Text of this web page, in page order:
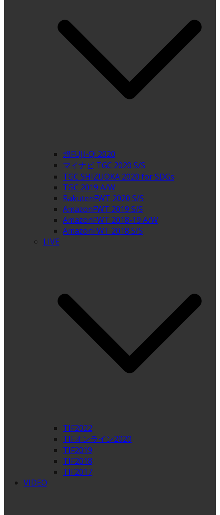
超FUJI-Q! 2020
マイナビ TGC 2020 S/S
TGC SHIZUOKA 2020 for SDGs
TGC 2019 A/W
RakutenFWT 2020 S/S
AmazonFWT 2019 S/S
AmazonFWT 2018-19 A/W
AmazonFWT 2018 S/S
LIVE
TIF2022
TIFオンライン2020
TIF2019
TIF2018
TIF2017
VIDEO